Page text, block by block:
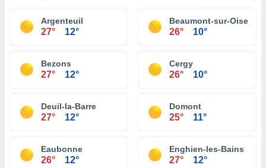
Argenteuil
27° 12°
Beaumont-sur-Oise
26° 10°
Bezons
27° 12°
Cergy
26° 10°
Deuil-la-Barre
27° 12°
Domont
25° 11°
Eaubonne
26° 12°
Enghien-les-Bains
27° 12°